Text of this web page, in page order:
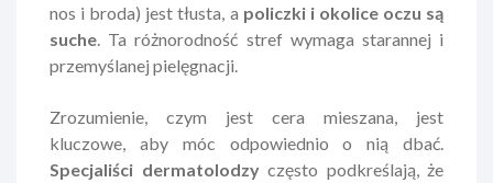
nos i broda) jest tłusta, a policzki i okolice oczu są
suche . Ta różnorodność stref wymaga starannej i
przemyślanej pielęgnacji.
Zrozumienie, czym jest cera mieszana, jest
kluczowe, aby móc odpowiednio o nią dbać.
Specjaliści dermatolodzyczęsto podkreślają, że